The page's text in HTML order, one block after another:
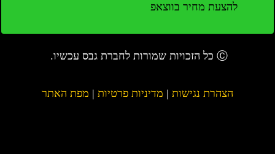
להצעת מחיר בווצאפ
Ⓒ כל הזכויות שמורות לחברת גבס עכשיו.
הצהרת נגישות| מדיניות פרטיות| מפת האתר